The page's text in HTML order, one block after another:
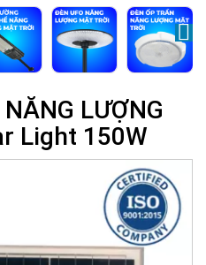
LƯỢNG
Light 150W